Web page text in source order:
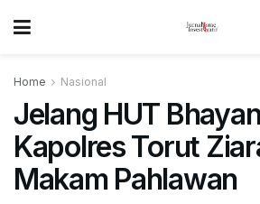
Home Nasional
Jelang HUT
Kapolres Torut
Makam Pahlawan